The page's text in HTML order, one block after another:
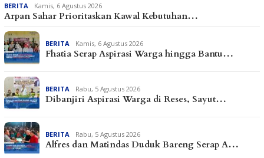
BERITA Kamis, 6 Agustus 2026
Arpan Sahar Prioritaskan Kawal Kebutuhan…
BERITA Kamis, 6 Agustus 2026
Fhatia Serap Aspirasi Warga hingga Bantu…
BERITA Rabu, 5 Agustus 2026
Dibanjiri Aspirasi Warga di Reses, Sayut…
BERITA Rabu, 5 Agustus 2026
Alfres dan Matindas Duduk Bareng Serap A…